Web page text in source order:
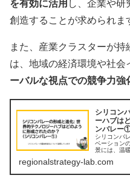
を有効に活用 し、企業や研
創造することが求められま
また、産業クラスターが
は、地域の経済環境や社
ーバルな視点での競争力強
シリコン
ーハブは
ンバレー①
シリコンバ
ベーション
景には、温
い挑戦と進
regionalstrategy-lab.com